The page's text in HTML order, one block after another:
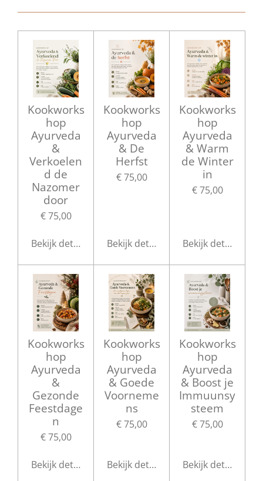
Kookworks
hop
Ayurveda
&
Verkoelen
d de
Nazomer
door
€ 75,00
Bekijk details
Kookworks
hop
Ayurveda
& De
Herfst
€ 75,00
Bekijk details
Kookworks
hop
Ayurveda
& Warm
de Winter
in
€ 75,00
Bekijk details
Kookworks
hop
Ayurveda
&
Gezonde
Feestdage
n
€ 75,00
Bekijk details
Kookworks
hop
Ayurveda
& Goede
Voorneme
ns
€ 75,00
Bekijk details
Kookworks
hop
Ayurveda
& Boost je
Immuunsy
steem
€ 75,00
Bekijk details